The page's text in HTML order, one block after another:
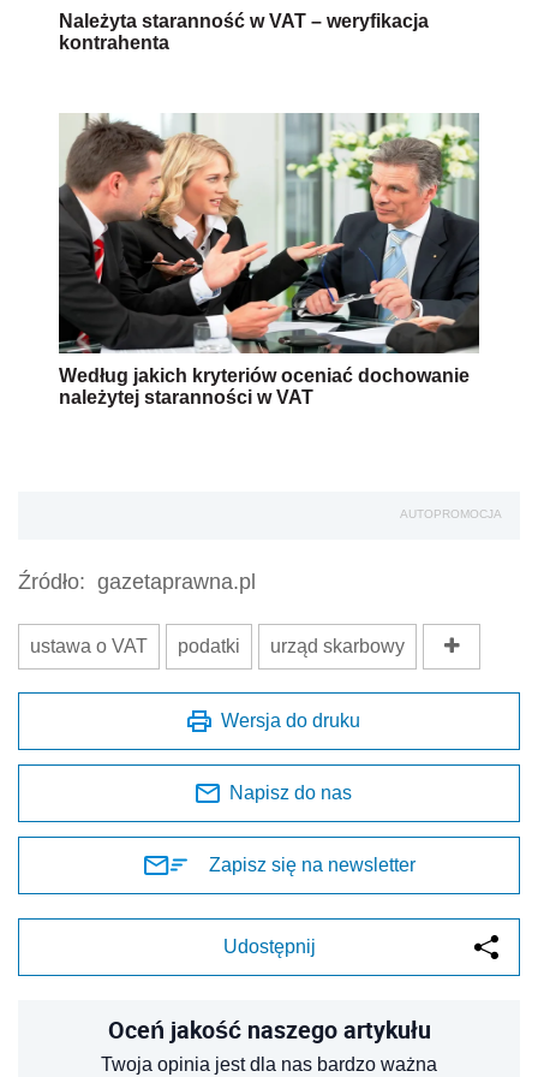
Należyta staranność w VAT – weryfikacja
kontrahenta
Według jakich kryteriów oceniać dochowanie
należytej staranności w VAT
AUTOPROMOCJA
Źródło: gazetaprawna.pl
ustawa o VAT podatki urząd skarbowy
Wersja do druku
Napisz do nas
Zapisz się na newsletter
Udostępnij
Oceń jakość naszego artykułu
Twoja opinia jest dla nas bardzo ważna